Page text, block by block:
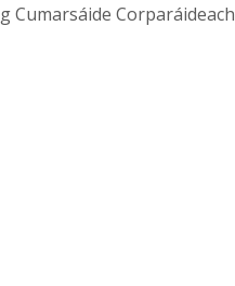
Cumarsáide Corparáideach